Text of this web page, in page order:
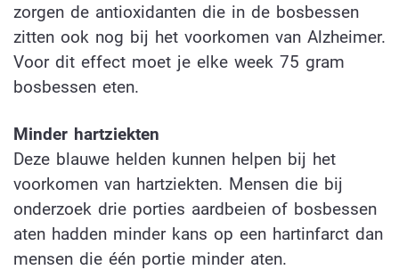
zorgen de antioxidanten die in de bosbessen
zitten ook nog bij het voorkomen van Alzheimer.
Voor dit effect moet je elke week 75 gram
bosbessen eten.
Minder hartziekten
Deze blauwe helden kunnen helpen bij het
voorkomen van hartziekten. Mensen die bij
onderzoek drie porties aardbeien of bosbessen
aten hadden minder kans op een hartinfarct dan
mensen die één portie minder aten.